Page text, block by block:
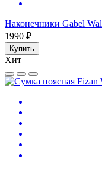
Наконечники Gabel
1990 ₽
Купить
Хит